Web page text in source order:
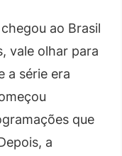
ao Brasil
vale olhar para
a série era
que
a